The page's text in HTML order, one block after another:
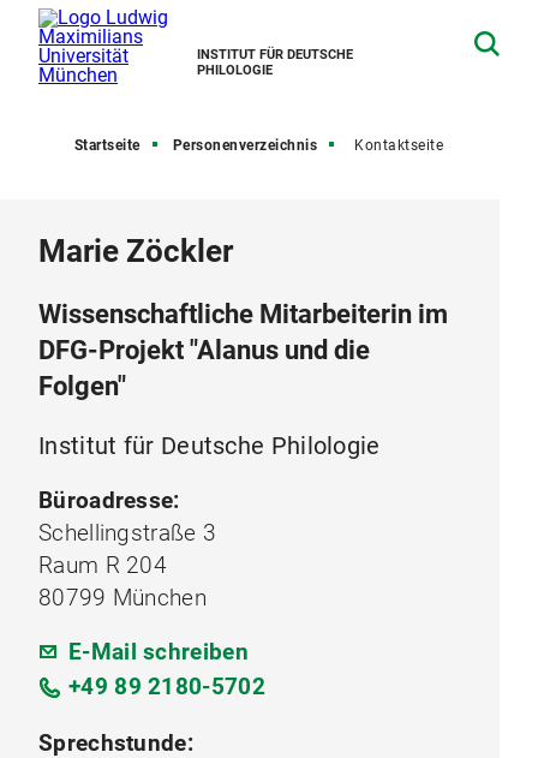
INSTITUT FÜR DEUTSCHE
PHILOLOGIE
Startseite Personenverzeichnis Kontaktseite
Marie Zöckler
Wissenschaftliche Mitarbeiterin im
DFG-Projekt "Alanus und die
Folgen"
Institut für Deutsche Philologie
Büroadresse:
Schellingstraße 3
Raum R 204
80799 München
E-Mail schreiben
+49 89 2180-5702
Sprechstunde: